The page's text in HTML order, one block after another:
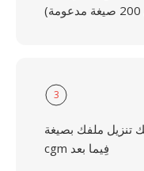
3
تنزيل ملفك بصيغة
cgm فِيما بعد